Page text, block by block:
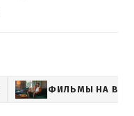
ФИЛЬМЫ НА